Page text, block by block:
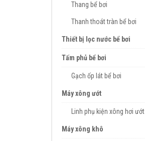
Thang bể bơi
Thanh thoát tràn bể bơi
Thiết bị lọc nước bể bơi
Tấm phủ bể bơi
Gạch ốp lát bể bơi
Máy xông ướt
Linh phụ kiện xông hơi ướt
Máy xông khô